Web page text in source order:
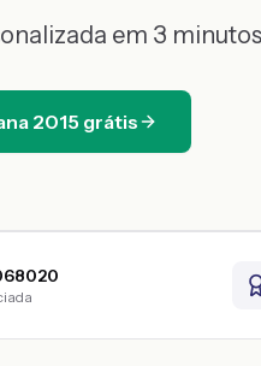
em 3
2015 grátis